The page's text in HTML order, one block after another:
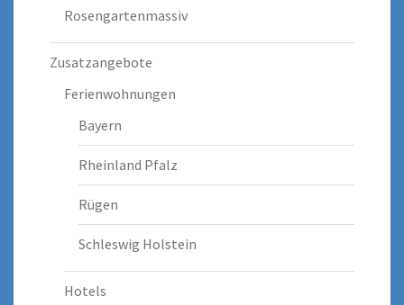
Rosengartenmassiv
Zusatzangebote
Ferienwohnungen
Bayern
Rheinland Pfalz
Rügen
Schleswig Holstein
Hotels